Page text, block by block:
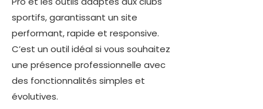
sportifs, garantissant un site
performant, rapide et responsive.
C’est un outil idéal si vous souhaitez
une présence professionnelle avec
des fonctionnalités simples et
évolutives.